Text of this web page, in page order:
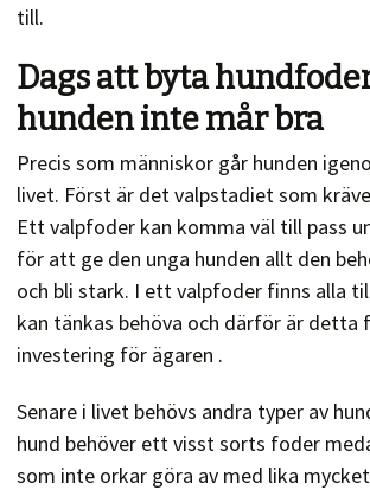
till.
Dags att byta
hunden inte mår bra
Precis som människor går hunden
livet. Först är det valpstadiet som
Ett valpfoder kan komma väl till pass
för att ge den unga hunden allt den
och bli stark. I ett valpfoder finns alla
kan tänkas behöva och därför är detta
investering för ägaren .
Senare i livet behövs andra typer av
hund behöver ett visst sorts foder
som inte orkar göra av med lika